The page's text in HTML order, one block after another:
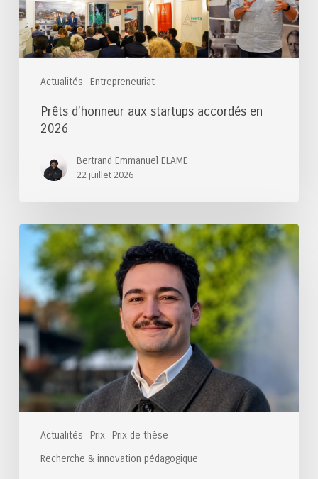
Actualités Entrepreneuriat
Prêts d’honneur aux startups accordés en
2026
Bertrand Emmanuel ELAME
22 juillet 2026
Actualités Prix Prix de thèse
Recherche & innovation pédagogique
Félicitations
lauréat
du
Prix
de
thèse
des
Ponts
2026